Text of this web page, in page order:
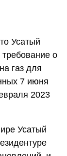
Усатый
требование о
газ для
7 июня
2023
Усатый